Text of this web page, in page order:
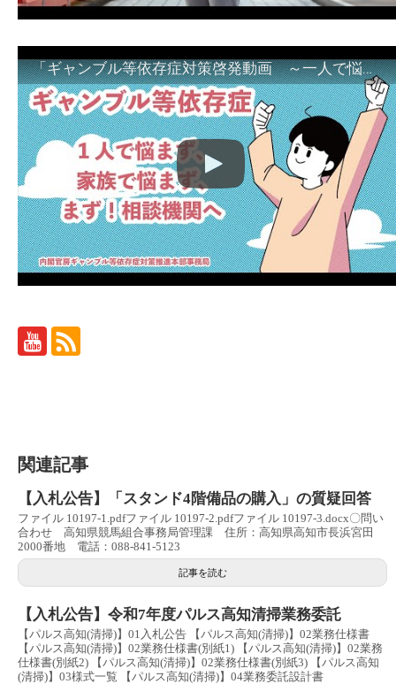
「ギャンブル等依存症対策啓発動画 ～一人で悩まず、家族で悩まず、まず！相談機関へ～」
関連記事
【入札公告】「スタンド4階備品の購入」の質疑回答
ファイル 10197-1.pdfファイル 10197-2.pdfファイル 10197-3.docx〇問い
合わせ 高知県競馬組合事務局管理課 住所：高知県高知市長浜宮田
2000番地 電話：088-841-5123
記事を読む
【入札公告】令和7年度パルス高知清掃業務委託
【パルス高知(清掃)】01入札公告 【パルス高知(清掃)】02業務仕様書
【パルス高知(清掃)】02業務仕様書(別紙1) 【パルス高知(清掃)】02業務
仕様書(別紙2) 【パルス高知(清掃)】02業務仕様書(別紙3) 【パルス高知
(清掃)】03様式一覧 【パルス高知(清掃)】04業務委託設計書